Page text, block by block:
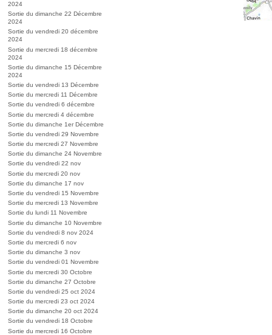
2024
Sortie du dimanche 22 Décembre
2024
Sortie du vendredi 20 décembre
2024
Sortie du mercredi 18 décembre
2024
Sortie du dimanche 15 Décembre
2024
Sortie du vendredi 13 Décembre
Sortie du mercredi 11 Décembre
Sortie du vendredi 6 décembre
Sortie du mercredi 4 décembre
Sortie du dimanche 1er Décembre
Sortie du vendredi 29 Novembre
Sortie du mercredi 27 Novembre
Sortie du dimanche 24 Novembre
Sortie du vendredi 22 nov
Sortie du mercredi 20 nov
Sortie du dimanche 17 nov
Sortie du vendredi 15 Novembre
Sortie du mercredi 13 Novembre
Sortie du lundi 11 Novembre
Sortie du dimanche 10 Novembre
Sortie du vendredi 8 nov 2024
Sortie du mercredi 6 nov
Sortie du dimanche 3 nov
Sortie du vendredi 01 Novembre
Sortie du mercredi 30 Octobre
Sortie du dimanche 27 Octobre
Sortie du vendredi 25 oct 2024
Sortie du mercredi 23 oct 2024
Sortie du dimanche 20 oct 2024
Sortie du vendredi 18 Octobre
Sortie du mercredi 16 Octobre